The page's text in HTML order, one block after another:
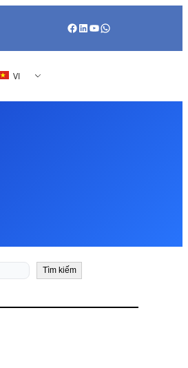
Facebook LinkedIn Youtube WhatsApp
VI
Tìm kiếm